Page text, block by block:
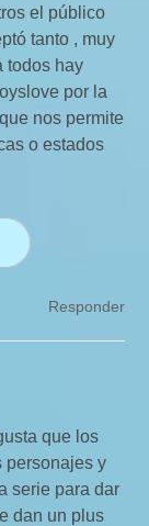
el público
tanto , muy
todos hay
por la
nos permite
o estados
Responder
que los
personajes y
serie para dar
dan un plus